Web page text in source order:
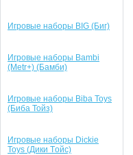
Игровые наборы BIG (Биг)
Игровые наборы Bambi
(Metr+) (Бамби)
Игровые наборы Biba Toys
(Биба Тойз)
Игровые наборы Dickie
Toys (Дики Tойс)